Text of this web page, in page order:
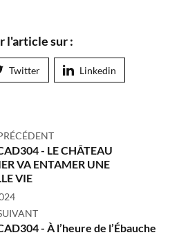
l'article sur :
Twitter Linkedin
- LE CHÂTEAU
VA ENTAMER UNE
VIE
- À l’heure de l’Ébauche